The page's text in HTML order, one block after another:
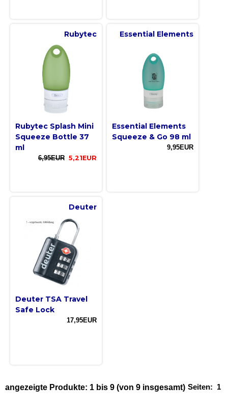
Rubytec
Rubytec Splash Mini
Squeeze Bottle 37
ml
6,95EUR 5,21EUR
Essential Elements
Essential Elements
Squeeze & Go 98 ml
9,95EUR
Deuter
Deuter TSA Travel
Safe Lock
17,95EUR
Seiten: 1
angezeigte Produkte: 1 bis 9 (von 9 insgesamt)